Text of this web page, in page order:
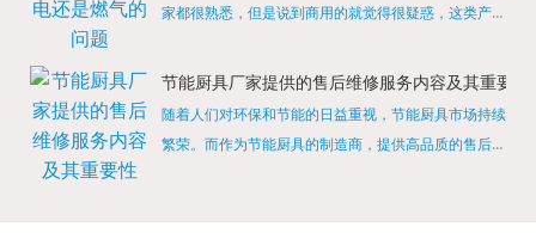
家都很熟悉，但是说到商用的就觉得很疑惑，这类产品
店用的就是商用的吗?还真别说，真被大家猜对了，这
节能厨具厂家提供的售后维修服务内容及其重要性
随着人们对环保和节能的日益重视，节能厨具市场持续
繁荣。而作为节能厨具的制造商，提供高品质的售后维